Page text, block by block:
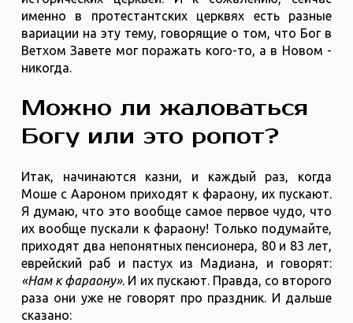
именно в протестантских церквях есть разные
вариации на эту тему, говорящие о том, что Бог в
Ветхом Завете мог поражать кого-то, а в Новом -
никогда.
Можно ли жаловаться
Богу или это ропот?
Итак, начинаются казни, и каждый раз, когда
Моше с Аароном приходят к фараону, их пускают.
Я думаю, что это вообще самое первое чудо, что
их вообще пускали к фараону! Только подумайте,
приходят два непонятных пенсионера, 80 и 83 лет,
еврейский раб и пастух из Мадиана, и говорят:
«Нам к фараону». И их пускают. Правда, со второго
раза они уже не говорят про праздник. И дальше
сказано: